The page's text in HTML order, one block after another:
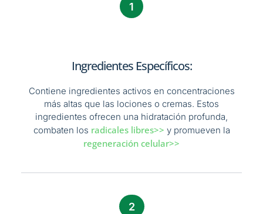
1
Ingredientes Específicos:
Contiene ingredientes activos en concentraciones
más altas que las lociones o cremas. Estos
ingredientes ofrecen una hidratación profunda,
combaten los radicales libres>> y promueven la
regeneración celular>>
2